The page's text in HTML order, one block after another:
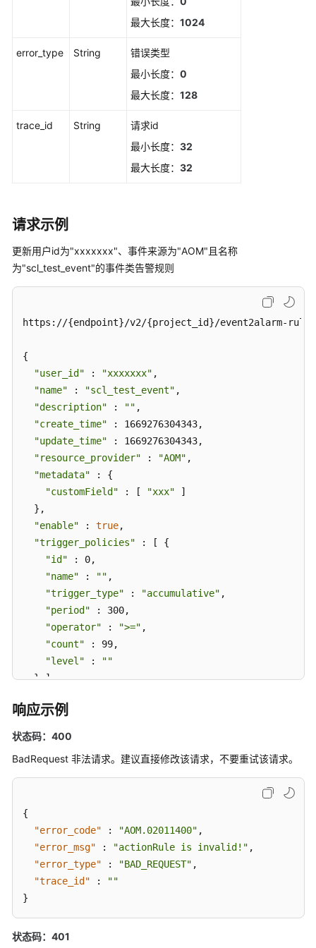
控
日
志
例
置
管
理
应
用
示
例
权
限
和
授
权
项
附
录
用
指
南
域）
用
最大长度： 1024
error_type String
错误类型
最小长度： 0
最大长度： 128
trace_id String
请求id
最小长度： 32
最大长度： 32
请求示例
更新用户id为"xxxxxxx"、事件来源为"AOM"且名称
为"scl_test_event"的事件类告警规则
https://{endpoint}/v2/{project_id}/event2alarm-rule
{
"user_id" : "xxxxxxx" ,
"name" : "scl_test_event" ,
"description" : "" ,
"create_time" : 1669276304343,
"update_time" : 1669276304343,
"resource_provider" : "AOM" ,
"metadata" : {
"customField" : [ "xxx" ]
  },
"enable" : true,
"trigger_policies" : [ {
"id" : 0,
"name" : "" ,
"trigger_type" : "accumulative" ,
"period" : 300,
"operator" : ">=" ,
"count" : 99,
"level" :
""
  } ],
"action_rule"
}
响应示例
状态码：400
BadRequest 非法请求。建议直接修改该请求，不要重试该请求。
{
"error_code"
: "AOM.02011400" ,
"error_msg"
: "actionRule is invalid!" ,
"error_type"
: "BAD_REQUEST" ,
"trace_id"
:
""
}
状态码：401